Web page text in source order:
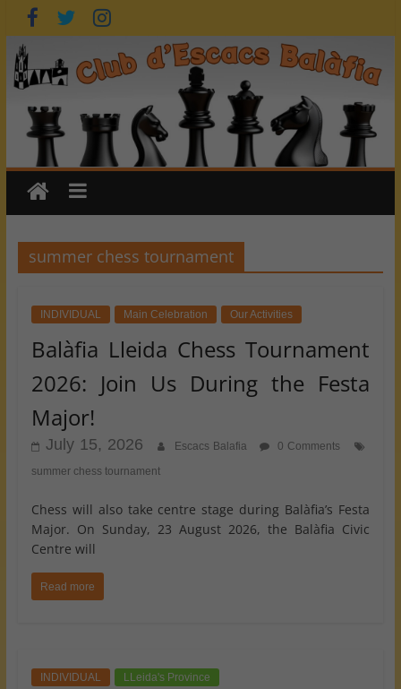
Skip
to
content
summer chess tournament
INDIVIDUAL Main Celebration Our Activities
Balàfia Lleida Chess Tournament
2026: Join Us During the Festa
Major!
July 15, 2026 Escacs Balafia
0 Comments
summer chess tournament
Chess will also take centre stage during Balàfia’s Festa
Major. On Sunday, 23 August 2026, the Balàfia Civic
Centre will
Read more
INDIVIDUAL LLeida's Province